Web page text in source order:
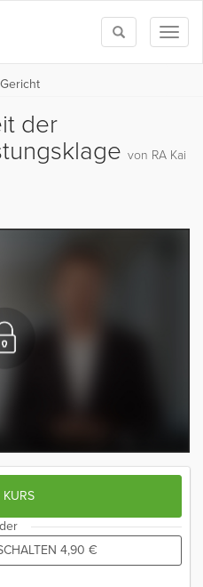
Toggle
search
der
von RA Kai
4,90 €